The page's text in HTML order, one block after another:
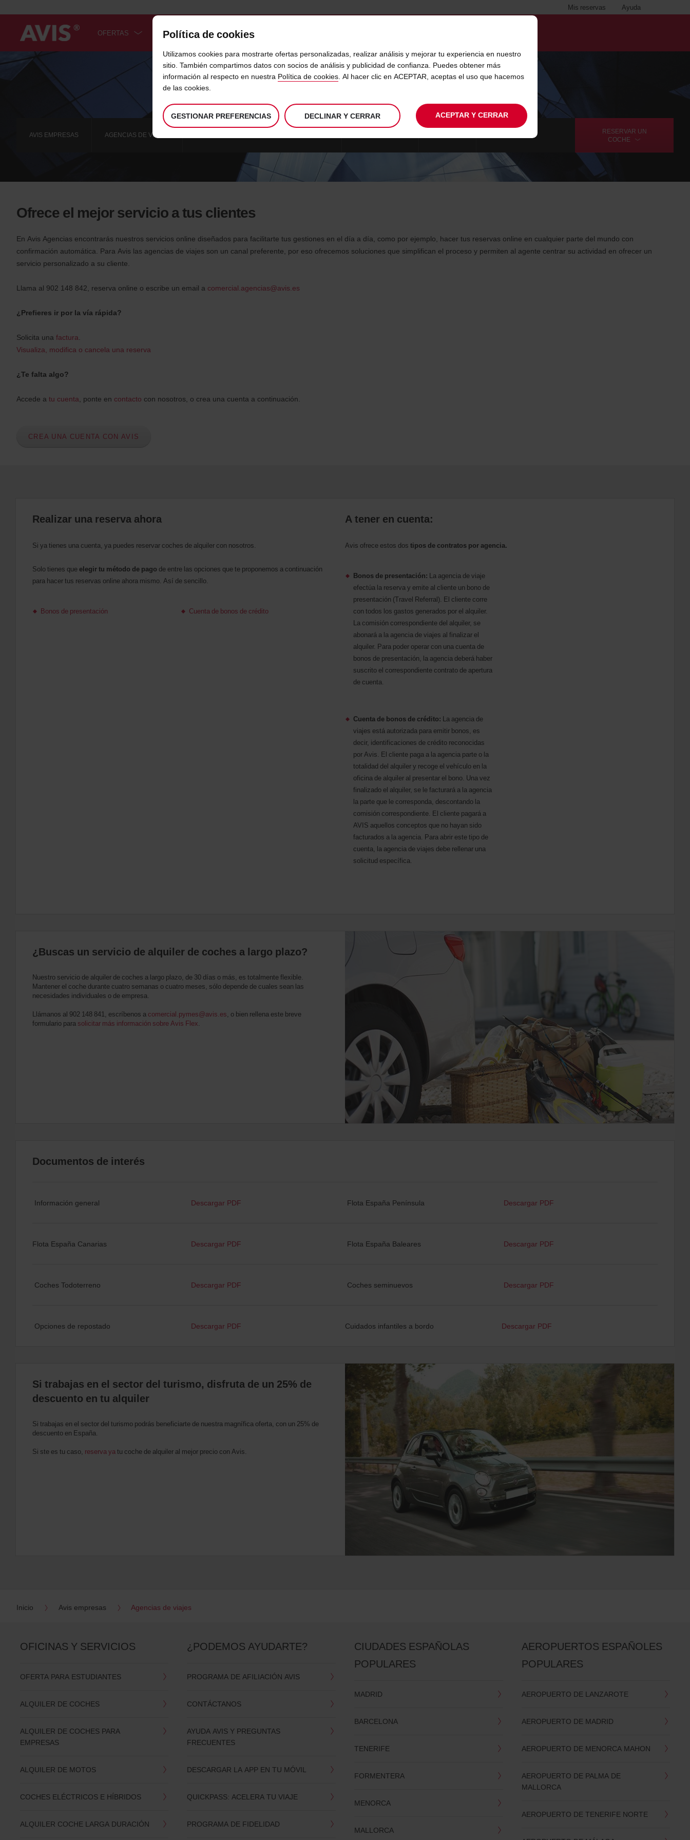
Ayuda
Mis reservas
OFERTAS COCHES SERVICIOS
to
RESERVAR UN
COCHE
AVIS EMPRESAS AGENCIAS DE VIAJES
Ofrece el mejor servicio a tus clientes
En Avis Agencias encontrarás nuestros servicios online diseñados para facilitarte tus gestiones en el día a día, como por ejemplo, hacer tus reservas online en cualquier parte del mundo con
confirmación automática. Para Avis las agencias de viajes son un canal preferente, por eso ofrecemos soluciones que simplifican el proceso y permiten al agente centrar su actividad en ofrecer un
servicio personalizado a su cliente.
Llama al 902 148 842, reserva online o escribe un email a comercial.agencias@avis.es
¿Prefieres ir por la vía rápida?
Solicita una factura.
Visualiza, modifica o cancela una reserva
¿Te falta algo?
Accede a tu cuenta, ponte en contacto con nosotros, o crea una cuenta a continuación.
CREA UNA CUENTA CON AVIS
Realizar una reserva ahora
Si ya tienes una cuenta, ya puedes reservar coches de alquiler con nosotros.
Solo tienes que elegir tu método de pago de entre las opciones que te proponemos a continuación
para hacer tus reservas online ahora mismo. Así de sencillo.
Bonos de presentación Cuenta de bonos de crédito
A tener en cuenta:
Avis ofrece estos dos tipos de contratos por agencia.
Bonos de presentación: La agencia de viaje
efectúa la reserva y emite al cliente un bono de
presentación (Travel Referral). El cliente corre
con todos los gastos generados por el alquiler.
La comisión correspondiente del alquiler, se
abonará a la agencia de viajes al finalizar el
alquiler. Para poder operar con una cuenta de
bonos de presentación, la agencia deberá haber
suscrito el correspondiente contrato de apertura
de cuenta.
Cuenta de bonos de crédito: La agencia de
viajes está autorizada para emitir bonos, es
decir, identificaciones de crédito reconocidas
por Avis. El cliente paga a la agencia parte o la
totalidad del alquiler y recoge el vehículo en la
oficina de alquiler al presentar el bono. Una vez
finalizado el alquiler, se le facturará a la agencia
la parte que le corresponda, descontando la
comisión correspondiente. El cliente pagará a
AVIS aquellos conceptos que no hayan sido
facturados a la agencia. Para abrir este tipo de
cuenta, la agencia de viajes debe rellenar una
solicitud específica.
¿Buscas un servicio de alquiler de coches a largo plazo?
Nuestro servicio de alquiler de coches a largo plazo, de 30 días o más, es totalmente flexible.
Mantener el coche durante cuatro semanas o cuatro meses, sólo depende de cuales sean las
necesidades individuales o de empresa.
Llámanos al 902 148 841, escríbenos a comercial.pymes@avis.es, o bien rellena este breve
formulario para solicitar más información sobre Avis Flex.
Documentos de interés
Información general Descargar PDF Flota España Península Descargar PDF
Flota España Canarias Descargar PDF Flota España Baleares Descargar PDF
Coches Todoterreno Descargar PDF Coches seminuevos Descargar PDF
Opciones de repostado Descargar PDF Cuidados infantiles a bordo Descargar PDF
Si trabajas en el sector del turismo, disfruta de un 25% de
descuento en tu alquiler
Si trabajas en el sector del turismo podrás beneficiarte de nuestra magnífica oferta, con un 25% de
descuento en España.
Si ste es tu caso, reserva yatu coche de alquiler al mejor precio con Avis.
Inicio Avis empresas Agencias de viajes
OFICINAS Y SERVICIOS
OFERTA PARA ESTUDIANTES
ALQUILER DE COCHES
ALQUILER DE COCHES PARA
EMPRESAS
ALQUILER DE MOTOS
COCHES ELÉCTRICOS E HÍBRIDOS
ALQUILER COCHE LARGA DURACIÓN
¿PODEMOS AYUDARTE?
PROGRAMA DE AFILIACIÓN AVIS
CONTÁCTANOS
AYUDA AVIS Y PREGUNTAS
FRECUENTES
DESCARGAR LA APP EN TU MÓVIL
QUICKPASS: ACELERA TU VIAJE
PROGRAMA DE FIDELIDAD
CIUDADES ESPAÑOLAS
POPULARES
MADRID
BARCELONA
TENERIFE
FORMENTERA
MENORCA
MALLORCA
AEROPUERTOS ESPAÑOLES
POPULARES
AEROPUERTO DE LANZAROTE
AEROPUERTO DE MADRID
AEROPUERTO DE MENORCA MAHON
AEROPUERTO DE PALMA DE
MALLORCA
AEROPUERTO DE TENERIFE NORTE
Política de cookies
Utilizamos cookies para mostrarte ofertas personalizadas, realizar análisis y mejorar tu experiencia en nuestro
sitio. También compartimos datos con socios de análisis y publicidad de confianza. Puedes obtener más
información al respecto en nuestra Política de cookies. Al hacer clic en ACEPTAR, aceptas el uso que hacemos
de las cookies.
GESTIONAR PREFERENCIAS DECLINAR Y CERRAR ACEPTAR Y CERRAR